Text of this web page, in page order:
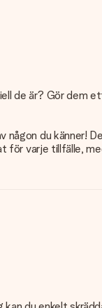
de är? Gör
du känner!
för varje tillfälle,